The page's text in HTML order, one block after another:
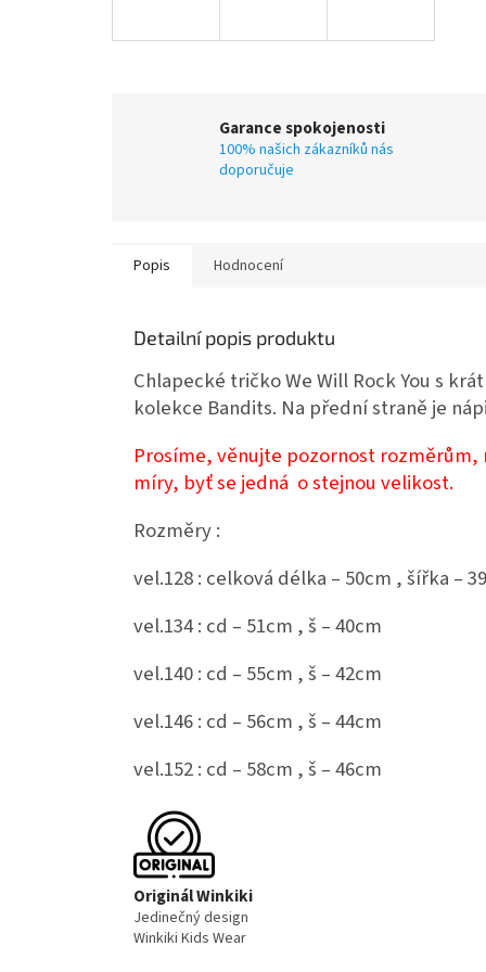
Garance spokojenosti
100% našich zákazníků nás
doporučuje
Popis Hodnocení
Detailní popis produktu
Chlapecké tričko We Will Rock You s
kolekce Bandits. Na přední straně je
Prosíme, věnujte pozornost
míry, byť se jedná o stejnou velikost.
Rozměry :
vel.128 : celková délka – 50cm , šířka –
vel.134 : cd – 51cm , š – 40cm
vel.140 : cd – 55cm , š – 42cm
vel.146 : cd – 56cm , š – 44cm
vel.152 : cd – 58cm , š – 46cm
Originál Winkiki
Jedinečný design
Winkiki Kids Wear